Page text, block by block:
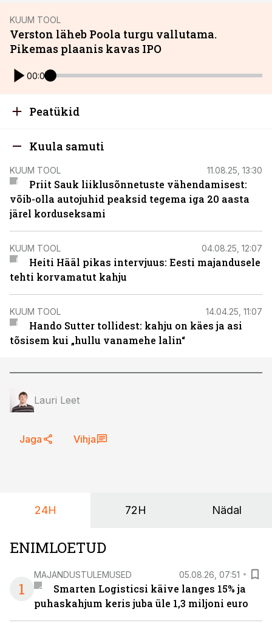
KUUM TOOL
Verston läheb Poola turgu vallutama.
Pikemas plaanis kavas IPO
00:00
Peatükid
Kuula samuti
KUUM TOOL 11.08.25, 13:30
Priit Sauk liiklusõnnetuste vähendamisest:
võib-olla autojuhid peaksid tegema iga 20 aasta
järel korduseksami
KUUM TOOL 04.08.25, 12:07
Heiti Hääl pikas intervjuus: Eesti majandusele
tehti korvamatut kahju
KUUM TOOL 14.04.25, 11:07
Hando Sutter tollidest: kahju on käes ja asi
tõsisem kui „hullu vanamehe lalin“
Lauri Leet
Jaga Vihja
24H 72H Nädal
ENIMLOETUD
1
MAJANDUSTULEMUSED 05.08.26, 07:51
Smarten Logisticsi käive langes 15% ja
puhaskahjum keris juba üle 1,3 miljoni euro